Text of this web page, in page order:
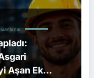
Aşan Ek